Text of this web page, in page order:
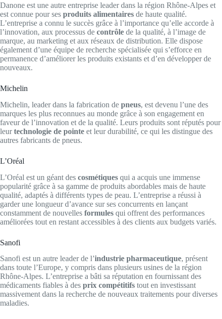
Danone est une autre entreprise leader dans la région Rhône-Alpes et
est connue pour ses produits alimentaires de haute qualité.
L’entreprise a connu le succès grâce à l’importance qu’elle accorde à
l’innovation, aux processus de contrôle de la qualité, à l’image de
marque, au marketing et aux réseaux de distribution. Elle dispose
également d’une équipe de recherche spécialisée qui s’efforce en
permanence d’améliorer les produits existants et d’en développer de
nouveaux.
Michelin
Michelin, leader dans la fabrication de pneus, est devenu l’une des
marques les plus reconnues au monde grâce à son engagement en
faveur de l’innovation et de la qualité. Leurs produits sont réputés pour
leurtechnologie de pointe et leur durabilité, ce qui les distingue des
autres fabricants de pneus.
L’Oréal
L’Oréal est un géant des cosmétiques qui a acquis une immense
popularité grâce à sa gamme de produits abordables mais de haute
qualité, adaptés à différents types de peau. L’entreprise a réussi à
garder une longueur d’avance sur ses concurrents en lançant
constamment de nouvelles formules qui offrent des performances
améliorées tout en restant accessibles à des clients aux budgets variés.
Sanofi
Sanofi est un autre leader de l’industrie pharmaceutique, présent
dans toute l’Europe, y compris dans plusieurs usines de la région
Rhône-Alpes. L’entreprise a bâti sa réputation en fournissant des
médicaments fiables à des prix compétitifs tout en investissant
massivement dans la recherche de nouveaux traitements pour diverses
maladies.